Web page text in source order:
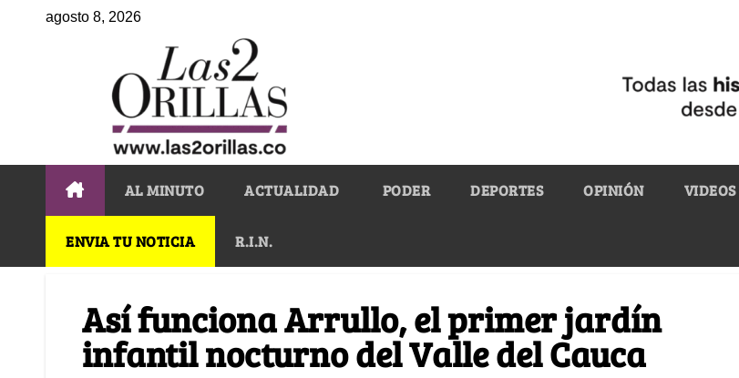
agosto 8, 2026
AL MINUTO ACTUALIDAD PODER DEPORTES OPINIÓN VIDEOS
ENVIA TU NOTICIA R.I.N.
Así funciona Arrullo, el primer jardín
infantil nocturno del Valle del Cauca